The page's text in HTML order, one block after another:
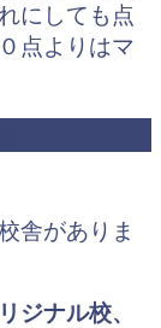
にしても点
点よりはマ
舎がありま
ジナル校、